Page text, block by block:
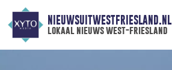
NIEUWSUITWESTFRIESLAND.NL
lokaal nieuws west-friesland